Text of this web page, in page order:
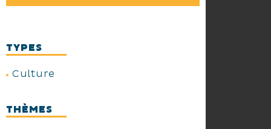
TYPES
Culture
THÈMES